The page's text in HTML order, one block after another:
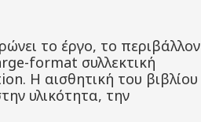
το έργο, το περιβάλλον
format συλλεκτική
Η αισθητική του βιβλίου
υλικότητα, την